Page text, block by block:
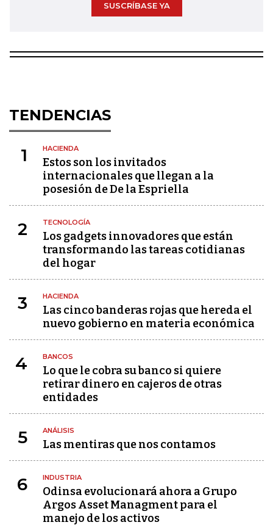
SUSCRÍBASE YA
TENDENCIAS
1 HACIENDA
Estos son los invitados
internacionales que llegan a la
posesión de De la Espriella
2 TECNOLOGÍA
Los gadgets innovadores que están
transformando las tareas cotidianas
del hogar
3 HACIENDA
Las cinco banderas rojas que hereda el
nuevo gobierno en materia económica
4 BANCOS
Lo que le cobra su banco si quiere
retirar dinero en cajeros de otras
entidades
5 ANÁLISIS
Las mentiras que nos contamos
6 INDUSTRIA
Odinsa evolucionará ahora a Grupo
Argos Asset Managment para el
manejo de los activos